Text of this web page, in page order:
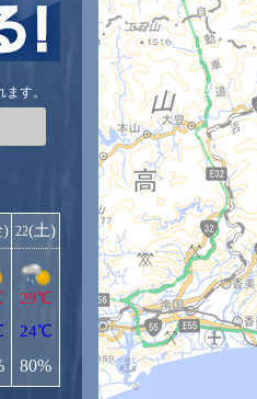
す。
) 22(土)
29℃
24℃
80%